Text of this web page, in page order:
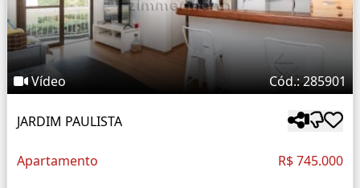
Vídeo Cód.: 285901
JARDIM PAULISTA
Apartamento R$ 745.000